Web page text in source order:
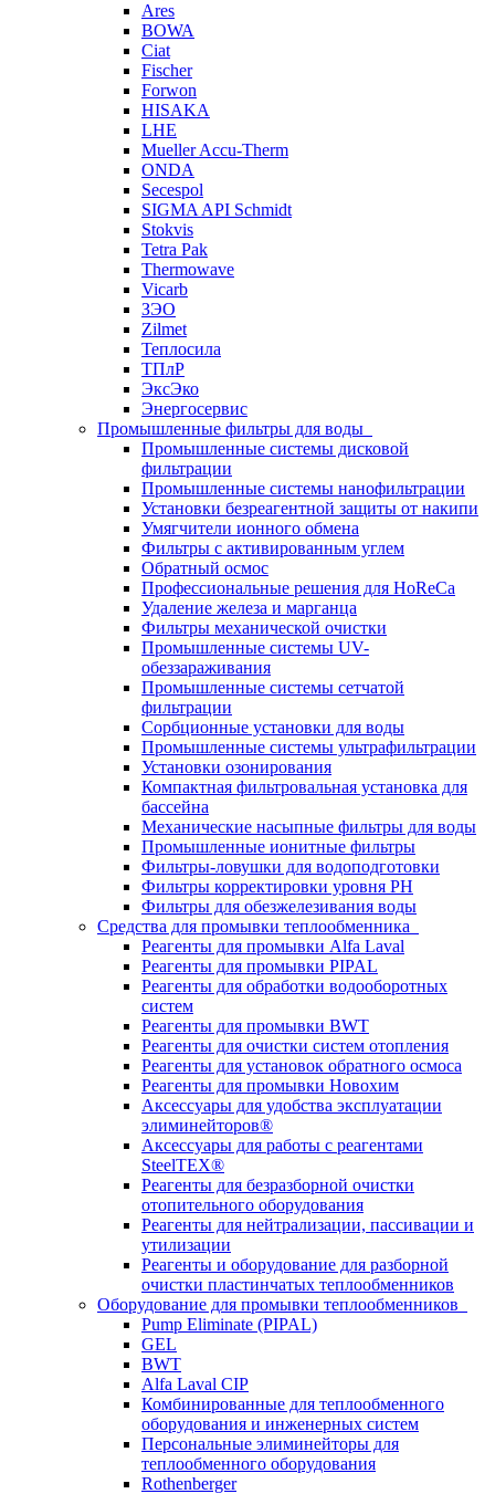
Ares
BOWA
Ciat
Fischer
Forwon
HISAKA
LHE
Mueller Accu-Therm
ONDA
Secespol
SIGMA API Schmidt
Stokvis
Tetra Pak
Thermowave
Vicarb
ЗЭО
Zilmet
Теплосила
ТПлР
ЭксЭко
Энергосервис
Промышленные фильтры для воды
Промышленные системы дисковой
фильтрации
Промышленные системы нанофильтрации
Установки безреагентной защиты от накипи
Умягчители ионного обмена
Фильтры с активированным углем
Обратный осмос
Профессиональные решения для HoReCa
Удаление железа и марганца
Фильтры механической очистки
Промышленные системы UV-
обеззараживания
Промышленные системы сетчатой
фильтрации
Сорбционные установки для воды
Промышленные системы ультрафильтрации
Установки озонирования
Компактная фильтровальная установка для
бассейна
Механические насыпные фильтры для воды
Промышленные ионитные фильтры
Фильтры-ловушки для водоподготовки
Фильтры корректировки уровня PH
Фильтры для обезжелезивания воды
Средства для промывки теплообменника
Реагенты для промывки Alfa Laval
Реагенты для промывки PIPAL
Реагенты для обработки водооборотных
систем
Реагенты для промывки BWT
Реагенты для очистки систем отопления
Реагенты для установок обратного осмоса
Реагенты для промывки Новохим
Аксессуары для удобства эксплуатации
элиминейторов®
Аксессуары для работы с реагентами
SteelTEX®
Реагенты для безразборной очистки
отопительного оборудования
Реагенты для нейтрализации, пассивации и
утилизации
Реагенты и оборудование для разборной
очистки пластинчатых теплообменников
Оборудование для промывки теплообменников
Pump Eliminate (PIPAL)
GEL
BWT
Alfa Laval CIP
Комбинированные для теплообменного
оборудования и инженерных систем
Персональные элиминейторы для
теплообменного оборудования
Rothenberger